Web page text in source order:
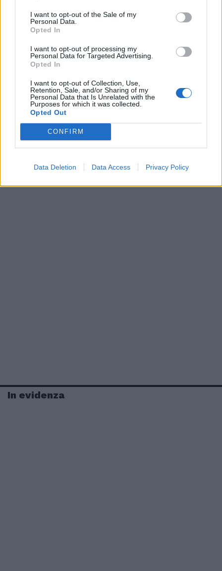
I want to opt-out of the Sale of my
Personal Data.
Opted In
I want to opt-out of processing my
Personal Data for Targeted Advertising.
Opted In
I want to opt-out of Collection, Use,
Retention, Sale, and/or Sharing of my
Personal Data that Is Unrelated with the
Purposes for which it was collected.
Opted Out
CONFIRM
Data Deletion Data Access Privacy Policy
In evidenza